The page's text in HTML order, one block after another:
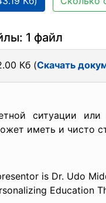
1 файл
Кб (Скачать
ситуации или
иметь и чисто
is Dr. Udo
Education